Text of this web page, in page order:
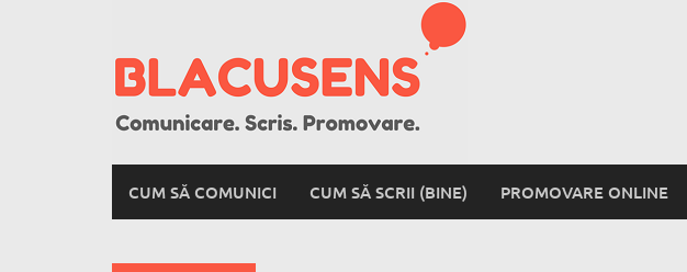
CUM SĂ COMUNICI CUM SĂ SCRII (BINE) PROMOVARE ONLINE